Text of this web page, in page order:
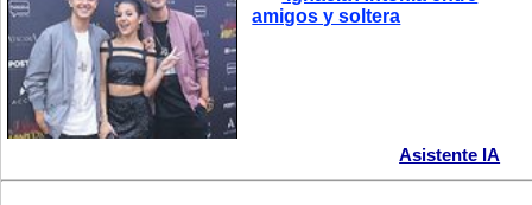
amigos y soltera
Asistente IA